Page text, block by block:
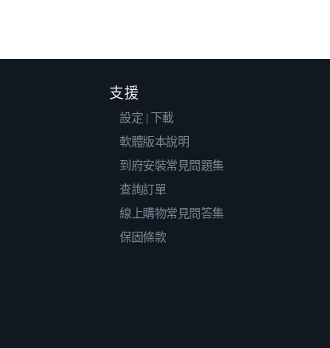
支援
設定 | 下載
軟體版本說明
到府安裝常見問題集
查詢訂單
線上購物常見問答集
保固條款